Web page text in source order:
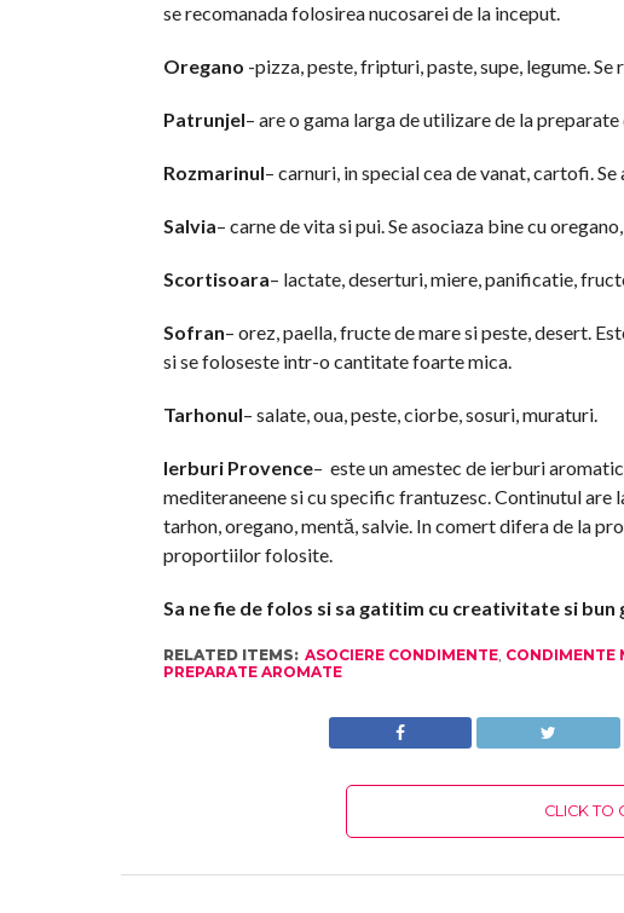
se recomanada folosirea nucosarei de la inceput.
Oregano -pizza, peste, fripturi, paste, supe, legume.
Patrunjel– are o gama larga de utilizare de la
Rozmarinul– carnuri, in special cea de vanat, cartofi.
Salvia– carne de vita si pui. Se asociaza bine cu
Scortisoara– lactate, deserturi, miere, panificatie,
Sofran– orez, paella, fructe de mare si peste, desert.
si se foloseste intr-o cantitate foarte mica.
Tarhonul– salate, oua, peste, ciorbe, sosuri, muraturi.
Ierburi Provence– este un amestec de ierburi
mediteraneene si cu specific frantuzesc. Continutul
tarhon, oregano, mentă, salvie. In comert difera de la
proportiilor folosite.
Sa ne fie de folos si sa gatitim cu creativitate si bun
RELATED ITEMS: ASOCIERE CONDIMENTE, CONDIMENTE
PREPARATE AROMATE
CLICK TO